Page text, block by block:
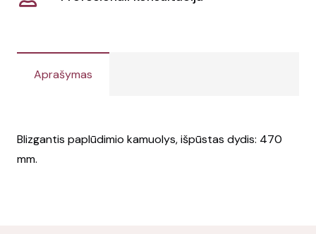
Aprašymas
Blizgantis paplūdimio kamuolys, išpūstas dydis: 470
mm.